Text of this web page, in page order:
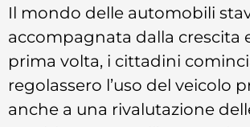
Il mondo delle automobili
accompagnata dalla crescita
prima volta, i cittadini
regolassero l’uso del
anche a una rivalutazione